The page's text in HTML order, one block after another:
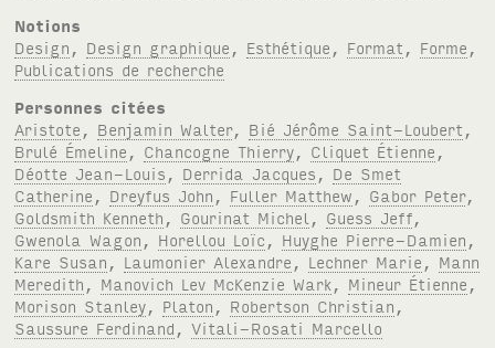
Notions
Design , Design graphique , Esthétique , Format , Forme ,
Publications de recherche
Personnes citées
Aristote , Benjamin Walter, Bié Jérôme Saint-Loubert ,
Brulé Émeline , Chancogne Thierry, Cliquet Étienne ,
Déotte Jean-Louis , Derrida Jacques , De Smet
Catherine , Dreyfus John , Fuller Matthew , Gabor Peter,
Goldsmith Kenneth , Gourinat Michel , Guess Jeff,
Gwenola Wagon , Horellou Loïc , Huyghe Pierre-Damien ,
Kare Susan , Laumonier Alexandre , Lechner Marie , Mann
Meredith , Manovich Lev McKenzie Wark, Mineur Étienne ,
Morison Stanley, Platon , Robertson Christian ,
Saussure Ferdinand ,Vitali-Rosati Marcello